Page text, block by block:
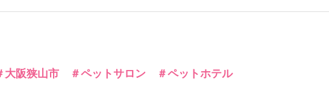
阪狭山市 ＃ペットサロン ＃ペットホテル